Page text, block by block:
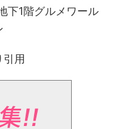
下1階グルメワール
引用